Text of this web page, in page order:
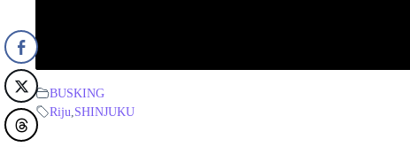
BUSKING
Riju SHINJUKU